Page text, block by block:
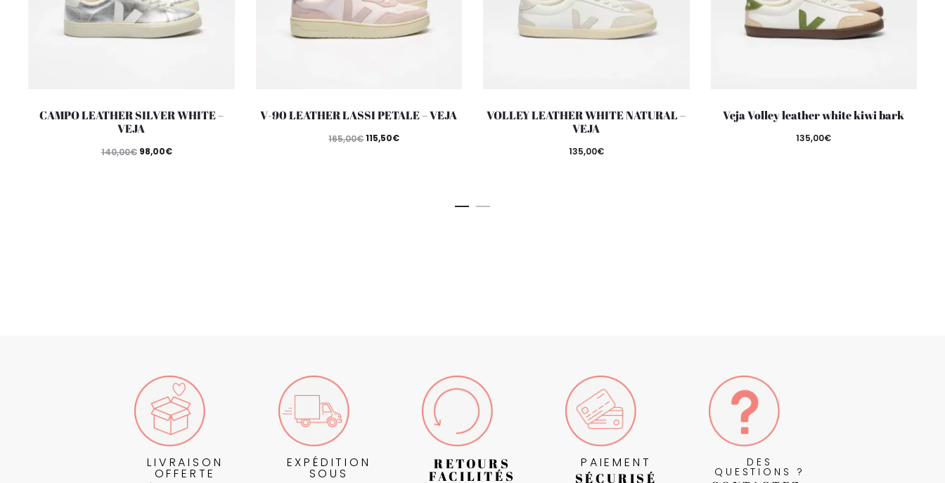
CAMPO LEATHER SILVER WHITE –
VEJA
140,00€ 98,00€
V-90 LEATHER LASSI PETALE – VEJA
165,00€115,50€
VOLLEY LEATHER WHITE NATURAL –
VEJA
135,00€
Veja Volley leather white kiwi bark
135,00€
LIVRAISON
OFFERTE
EXPÉDITION
SOUS
RETOURS
FACILITÉS
PAIEMENT
SÉCURISÉ
DES
QUESTIONS ?